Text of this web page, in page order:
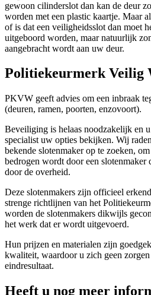
gewoon cilinderslot dan kan de deur
worden met een plastic kaartje. Maar
of is dat een veiligheidsslot dan moet
uitgeboord worden, maar natuurlijk
aangebracht wordt aan uw deur.
Politiekeurmerk Veilig
PKVW geeft advies om een inbraak
(deuren, ramen, poorten, enzovoort).
Beveiliging is helaas noodzakelijk en
specialist uw opties bekijken. Wij
bekende slotenmaker op te zoeken,
bedrogen wordt door een
door de overheid.
Deze slotenmakers zijn officieel
strenge richtlijnen van het
worden de slotenmakers dikwijls
het werk dat er wordt uitgevoerd.
Hun prijzen en materialen zijn
kwaliteit, waardoor u zich geen
eindresultaat.
Heeft u nog meer